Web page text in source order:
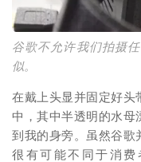
谷歌不允许我们拍摄
似。
在戴上头显并固定好头
中，其中半透明的水母
到我的身旁。虽然谷歌
很有可能不同于消
映维网